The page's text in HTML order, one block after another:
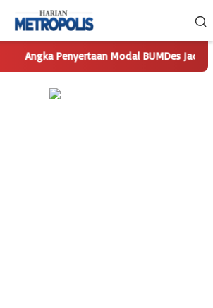
Angka Penyertaan Modal BUMDes Jadi